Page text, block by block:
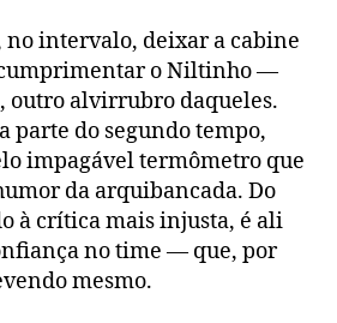
no intervalo, deixar a cabine
o Niltinho —
outro alvirrubro daqueles.
parte do segundo tempo,
impagável termômetro que
da arquibancada. Do
à crítica mais injusta, é ali
no time — que, por
mesmo.